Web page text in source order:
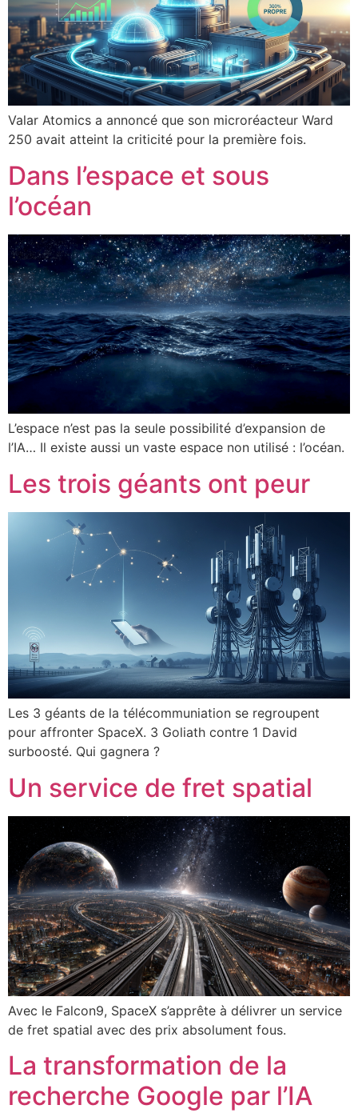
Valar Atomics a annoncé que son microréacteur Ward
250 avait atteint la criticité pour la première fois.
Dans l’espace et sous
l’océan
L’espace n’est pas la seule possibilité d’expansion de
l’IA… Il existe aussi un vaste espace non utilisé : l’océan.
Les trois géants ont peur
Les 3 géants de la télécommuniation se regroupent
pour affronter SpaceX. 3 Goliath contre 1 David
surboosté. Qui gagnera ?
Un service de fret spatial
Avec le Falcon9, SpaceX s’apprête à délivrer un service
de fret spatial avec des prix absolument fous.
La transformation de la
recherche Google par l’IA